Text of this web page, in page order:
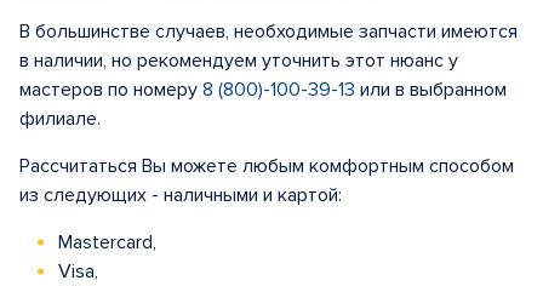
В большинстве случаев, необходимые запчасти имеются
в наличии, но рекомендуем уточнить этот нюанс у
мастеров по номеру 8 (800)-100-39-13 или в выбранном
филиале.
Рассчитаться Вы можете любым комфортным способом
из следующих - наличными и картой:
Mastercard,
Visa,